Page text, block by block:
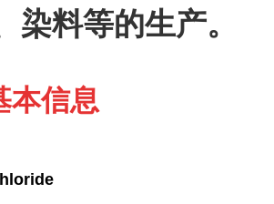
染料等的生产。
本信息